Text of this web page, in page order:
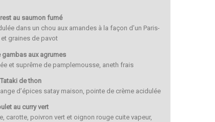
au saumon fumé
dans un chou aux amandes à la façon d’un Paris-
et graines de pavot
gambas aux agrumes
et suprême de pamplemousse, aneth frais
Tataki de thon
d’épices satay maison, pointe de crème acidulée
au curry vert
carotte, poivron vert et oignon rouge cuite vapeur,